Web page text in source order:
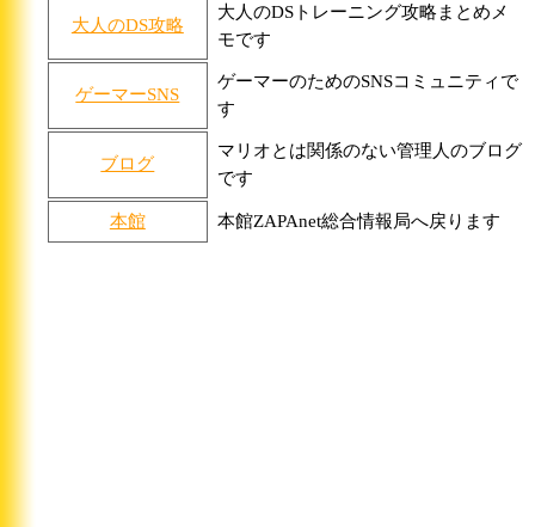
大人のDS攻略
大人のDSトレーニング攻略まとめメ
モです
ゲーマーSNS
ゲーマーのためのSNSコミュニティで
す
ブログ
マリオとは関係のない管理人のブログ
です
本館 本館ZAPAnet総合情報局へ戻ります